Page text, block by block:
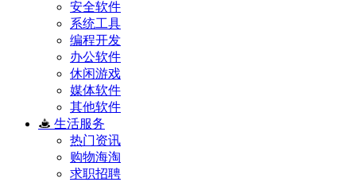
安全软件
系统工具
编程开发
办公软件
休闲游戏
媒体软件
其他软件
生活服务
热门资讯
购物海淘
求职招聘